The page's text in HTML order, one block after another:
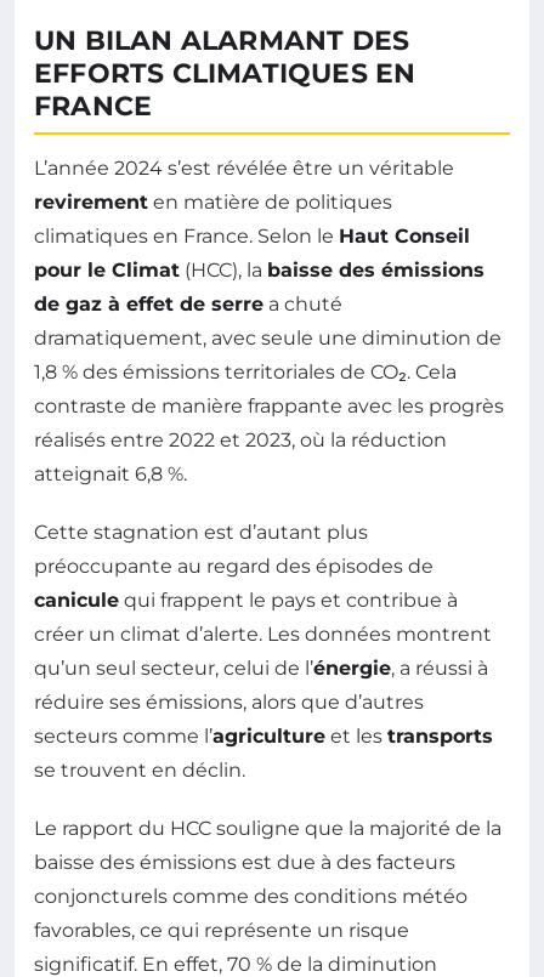
UN BILAN ALARMANT DES
EFFORTS CLIMATIQUES EN
FRANCE
L’année 2024 s’est révélée être un véritable
revirement en matière de politiques
climatiques en France. Selon le Haut Conseil
pour le Climat (HCC), la baisse des émissions
de gaz à effet de serre a chuté
dramatiquement, avec seule une diminution de
1,8 % des émissions territoriales de CO₂. Cela
contraste de manière frappante avec les progrès
réalisés entre 2022 et 2023, où la réduction
atteignait 6,8 %.
Cette stagnation est d’autant plus
préoccupante au regard des épisodes de
canicule qui frappent le pays et contribue à
créer un climat d’alerte. Les données montrent
qu’un seul secteur, celui de l’énergie, a réussi à
réduire ses émissions, alors que d’autres
secteurs comme l’agriculture et les transports
se trouvent en déclin.
Le rapport du HCC souligne que la majorité de la
baisse des émissions est due à des facteurs
conjoncturels comme des conditions météo
favorables, ce qui représente un risque
significatif. En effet, 70 % de la diminution